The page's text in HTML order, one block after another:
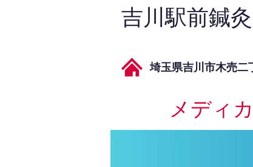
吉川駅前鍼
埼玉県吉川市木売二
メディ